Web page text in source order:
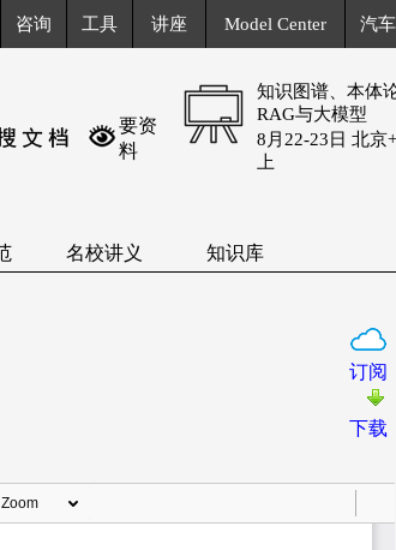
咨询 工具 讲座 Model Center 汽
要资
料
知识图谱、本体论
RAG与大模型
8月22-23日 北京
上
名校讲义 知识库
订阅
下载